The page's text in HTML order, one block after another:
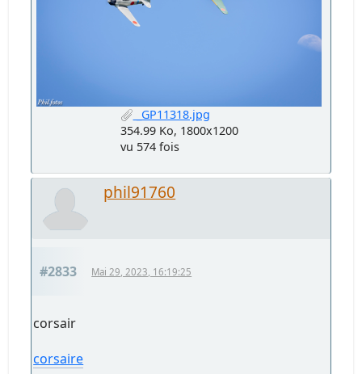
_GP11318.jpg
354.99 Ko, 1800x1200
vu 574 fois
phil91760
#2833 Mai 29, 2023, 16:19:25
corsair
corsaire